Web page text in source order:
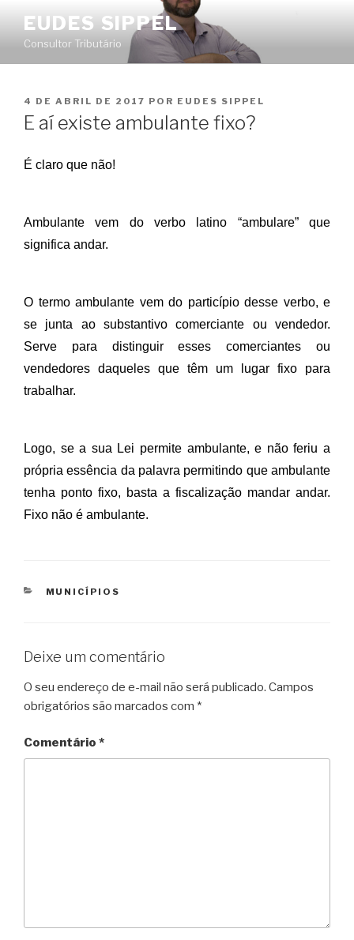
conteúdo
EUDES SIPPEL
Consultor Tributário
PUBLICADO
EM
4 DE ABRIL DE 2017 POR EUDES SIPPEL
E aí existe ambulante fixo?
É claro que não!
Ambulante vem do verbo latino “ambulare” que
significa andar.
O termo ambulante vem do particípio desse verbo, e
se junta ao substantivo comerciante ou vendedor.
Serve para distinguir esses comerciantes ou
vendedores daqueles que têm um lugar fixo para
trabalhar.
Logo, se a sua Lei permite ambulante, e não feriu a
própria essência da palavra permitindo que ambulante
tenha ponto fixo, basta a fiscalização mandar andar.
Fixo não é ambulante.
CATEGORIAS
MUNICÍPIOS
Deixe um comentário
O seu endereço de e-mail não será publicado. Campos
obrigatórios são marcados com *
Comentário *